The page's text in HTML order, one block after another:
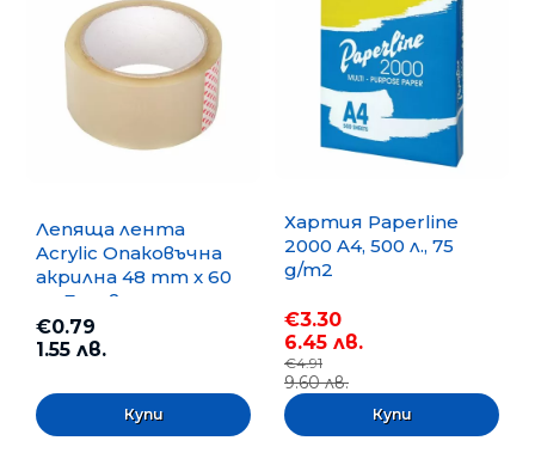
Лепяща лента
Acrylic Опаковъчна
акрилна 48 mm x 60
m, Безцветна
€0.79
1.55 лв.
Хартия Paperline
2000 A4, 500 л., 75
g/m2
€3.30
6.45 лв.
€4.91
9.60 лв.